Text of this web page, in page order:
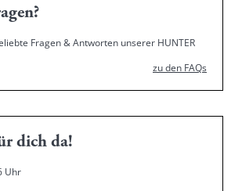
Fragen & Antworten unserer HUNTER
zu den FAQs
dich da!
Uhr